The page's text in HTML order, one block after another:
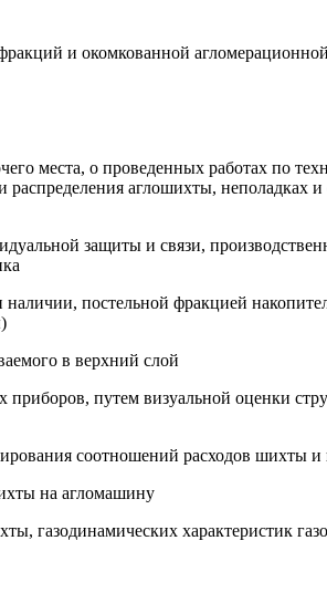
и окомкованной
места, о проведенных работах по
аглошихты, неполадках и
защиты и связи,
наличии, постельной фракцией
в верхний слой
путем визуальной оценки
соотношений расходов шихты
на агломашину
газодинамических характеристик